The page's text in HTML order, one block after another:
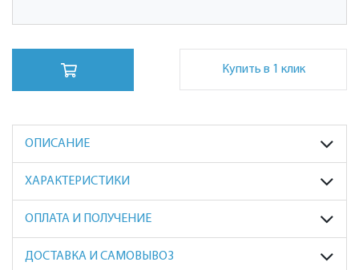
Купить в 1 клик
ОПИСАНИЕ
ХАРАКТЕРИСТИКИ
ОПЛАТА И ПОЛУЧЕНИЕ
ДОСТАВКА И САМОВЫВОЗ